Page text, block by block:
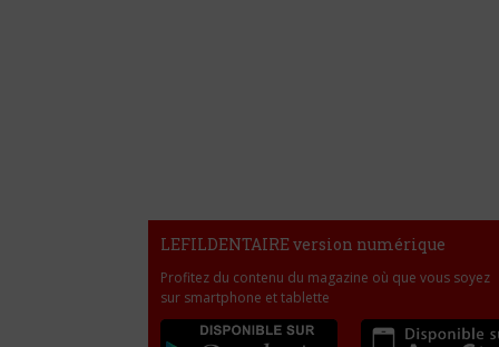
LEFILDENTAIRE version numérique
Profitez du contenu du magazine où que vous soyez
sur smartphone et tablette